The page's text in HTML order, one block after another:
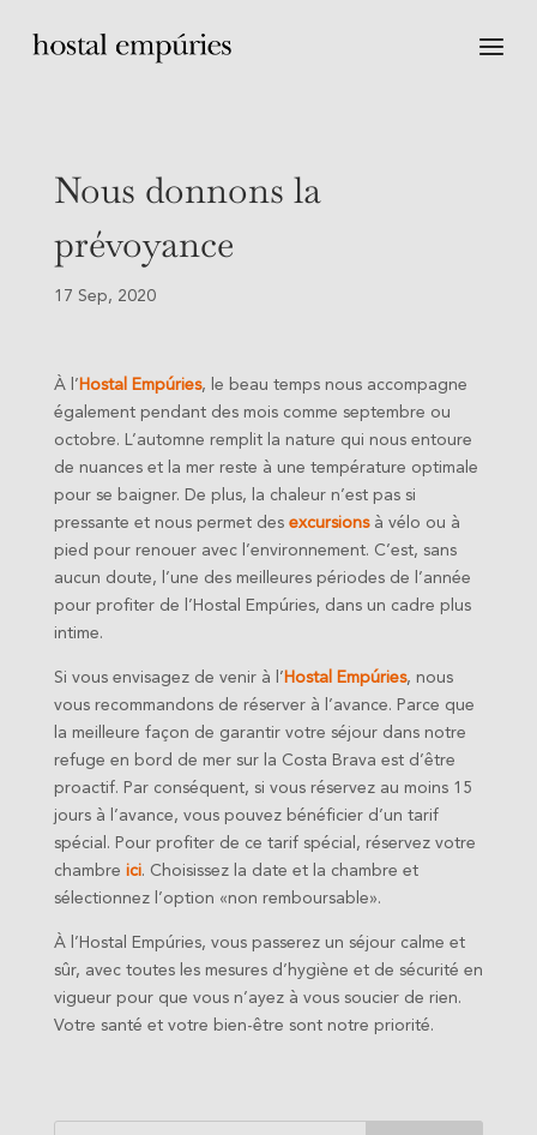
Nous donnons la
prévoyance
17 Sep, 2020
À l’ Hostal Empúries, le beau temps nous accompagne
également pendant des mois comme septembre ou
octobre. L’automne remplit la nature qui nous entoure
de nuances et la mer reste à une température optimale
pour se baigner. De plus, la chaleur n’est pas si
pressante et nous permet des excursionsà vélo ou à
pied pour renouer avec l’environnement. C’est, sans
aucun doute, l’une des meilleures périodes de l’année
pour profiter de l’Hostal Empúries, dans un cadre plus
intime.
Si vous envisagez de venir à l’ Hostal Empúries, nous
vous recommandons de réserver à l’avance. Parce que
la meilleure façon de garantir votre séjour dans notre
refuge en bord de mer sur la Costa Brava est d’être
proactif. Par conséquent, si vous réservez au moins 15
jours à l’avance, vous pouvez bénéficier d’un tarif
spécial. Pour profiter de ce tarif spécial, réservez votre
chambre ici. Choisissez la date et la chambre et
sélectionnez l’option «non remboursable».
À l’Hostal Empúries, vous passerez un séjour calme et
sûr, avec toutes les mesures d’hygiène et de sécurité en
vigueur pour que vous n’ayez à vous soucier de rien.
Votre santé et votre bien-être sont notre priorité.